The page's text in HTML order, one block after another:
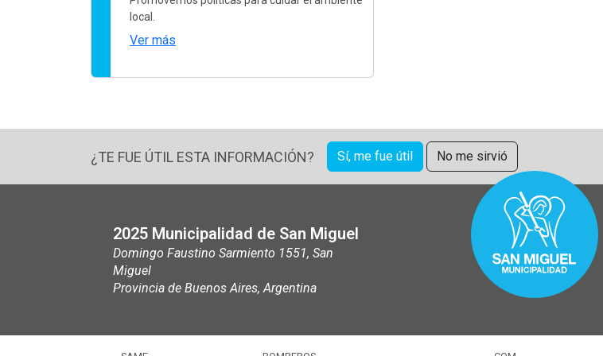
local.
Ver más
¿TE FUE ÚTIL ESTA INFORMACIÓN? Sí, me fue útil No me sirvió
2025 Municipalidad de San Miguel
Domingo Faustino Sarmiento 1551, San
Miguel
Provincia de Buenos Aires, Argentina